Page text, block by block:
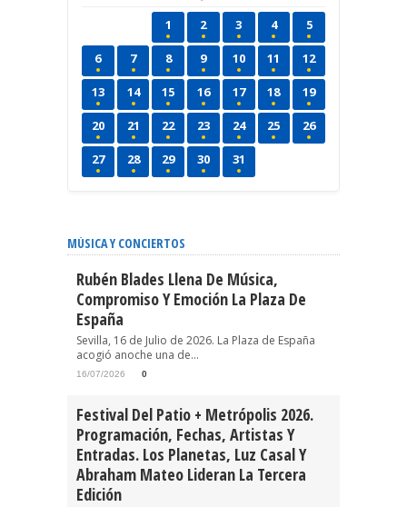
1 2 3 4 5
6 7 8 9 10 11 12
13 14 15 16 17 18 19
20 21 22 23 24 25 26
27 28 29 30 31
MÚSICA Y CONCIERTOS
Rubén Blades Llena De Música,
Compromiso Y Emoción La Plaza De
España
Sevilla, 16 de Julio de 2026. La Plaza de España
acogió anoche una de...
16/07/2026 0
Festival Del Patio + Metrópolis 2026.
Programación, Fechas, Artistas Y
Entradas. Los Planetas, Luz Casal Y
Abraham Mateo Lideran La Tercera
Edición